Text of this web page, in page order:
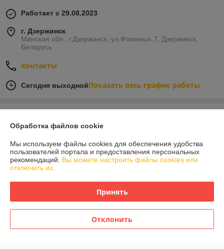
Работает с 29.08.2023
г. Дзержинск
Минская обл., г.Дзержинск, ул.Фоминых,7, Дзержинск,
Беларусь
Контакты
Сегодня выходнойПоказать весь график работы
О нас
Доставка и оплата
Обработка файлов cookie
Мы используем файлы cookies для обеспечения удобства
пользователей портала и предоставления персональных
рекомендаций. Вы можете настроить файлы cookies или
отключить их.
Принять
Отклонить